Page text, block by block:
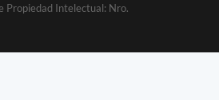
Propiedad Intelectual: Nro.